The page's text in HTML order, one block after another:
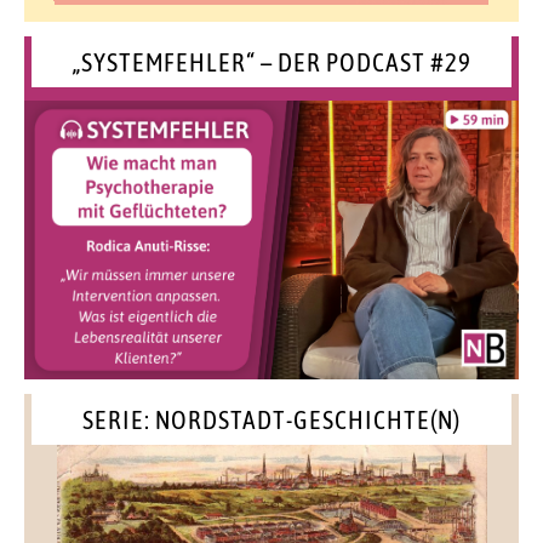
„SYSTEMFEHLER“ – DER PODCAST #29
SERIE: NORDSTADT-GESCHICHTE(N)